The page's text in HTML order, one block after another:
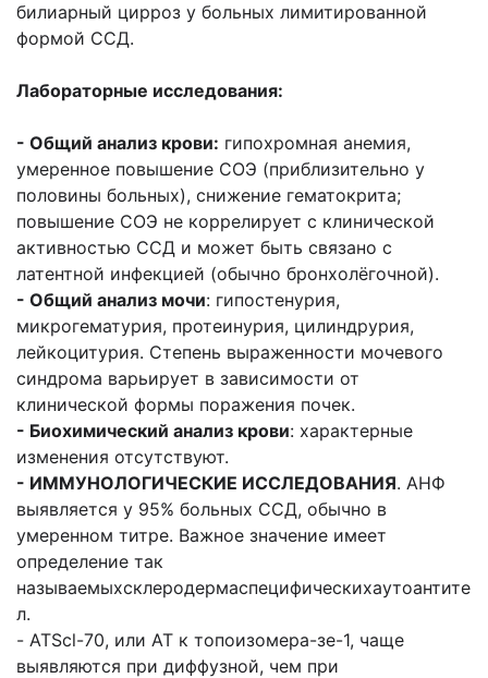
билиарный цирроз у больных лимитированной
формой ССД.
Лабораторные исследования:
- Общий анализ крови: гипохромная анемия,
умеренное повышение СОЭ (приблизительно у
половины больных), снижение гематокрита;
повышение СОЭ не коррелирует с клинической
активностью ССД и может быть связано с
латентной инфекцией (обычно бронхолёгочной).
- Общий анализ мочи: гипостенурия,
микрогематурия, протеинурия, цилиндрурия,
лейкоцитурия. Степень выраженности мочевого
синдрома варьирует в зависимости от
клинической формы поражения почек.
- Биохимический анализ крови: характерные
изменения отсутствуют.
- ИММУНОЛОГИЧЕСКИЕ ИССЛЕДОВАНИЯ. АНФ
выявляется у 95% больных ССД, обычно в
умеренном титре. Важное значение имеет
определение так
называемыхсклеродермаспецифическихаутоантите
л.
- ATScl-70, или AT к топоизомера-зе-1, чаще
выявляются при диффузной, чем при